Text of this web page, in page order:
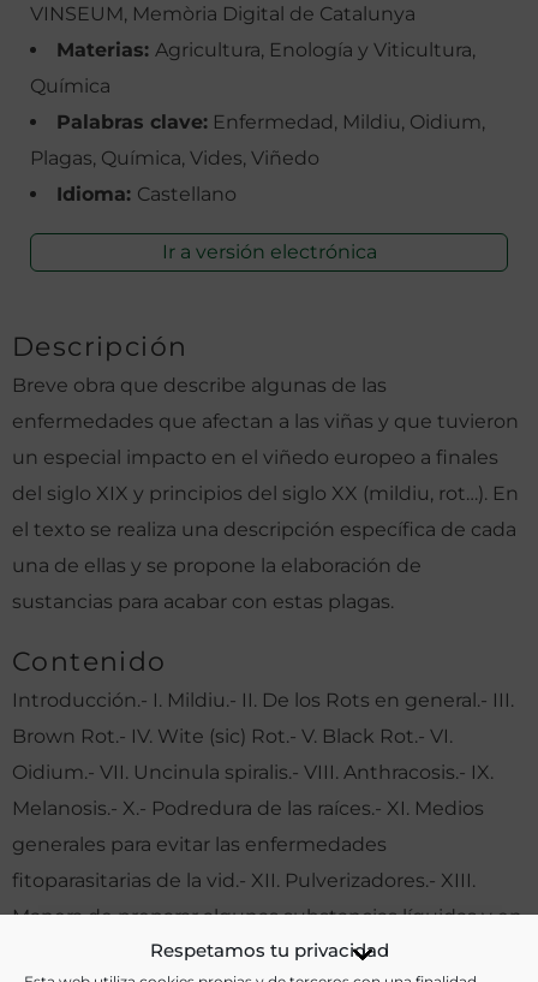
Respetamos tu privacidad
VINSEUM, Memòria Digital de Catalunya
Materias: Agricultura, Enología y Viticultura,
Química
Palabras clave: Enfermedad, Mildiu, Oidium,
Plagas, Química, Vides, Viñedo
Idioma: Castellano
Ir a versión electrónica
Descripción
Breve obra que describe algunas de las
enfermedades que afectan a las viñas y que tuvieron
un especial impacto en el viñedo europeo a finales
del siglo XIX y principios del siglo XX (mildiu, rot…). En
el texto se realiza una descripción específica de cada
una de ellas y se propone la elaboración de
sustancias para acabar con estas plagas.
Contenido
Introducción.- I. Mildiu.- II. De los Rots en general.- III.
Brown Rot.- IV. Wite (sic) Rot.- V. Black Rot.- VI.
Oidium.- VII. Uncinula spiralis.- VIII. Anthracosis.- IX.
Melanosis.- X.- Podredura de las raíces.- XI. Medios
generales para evitar las enfermedades
fitoparasitarias de la vid.- XII. Pulverizadores.- XIII.
Manera de preparar algunas substancias líquidas y en
polvo de que se habla en esta cartilla.- Conclusión.